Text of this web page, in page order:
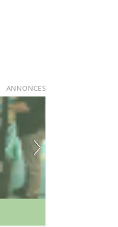
ANNONCES